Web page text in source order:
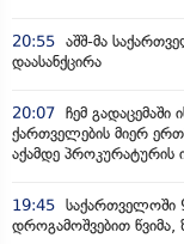
20:55 აშშ-მა
დაასანქცირა
20:07 ჩემ გადაცემაში
ქართველების მიერ
აქამდე პროკურატურის
19:45 საქართველოში
დროგამოშვებით წვიმა,